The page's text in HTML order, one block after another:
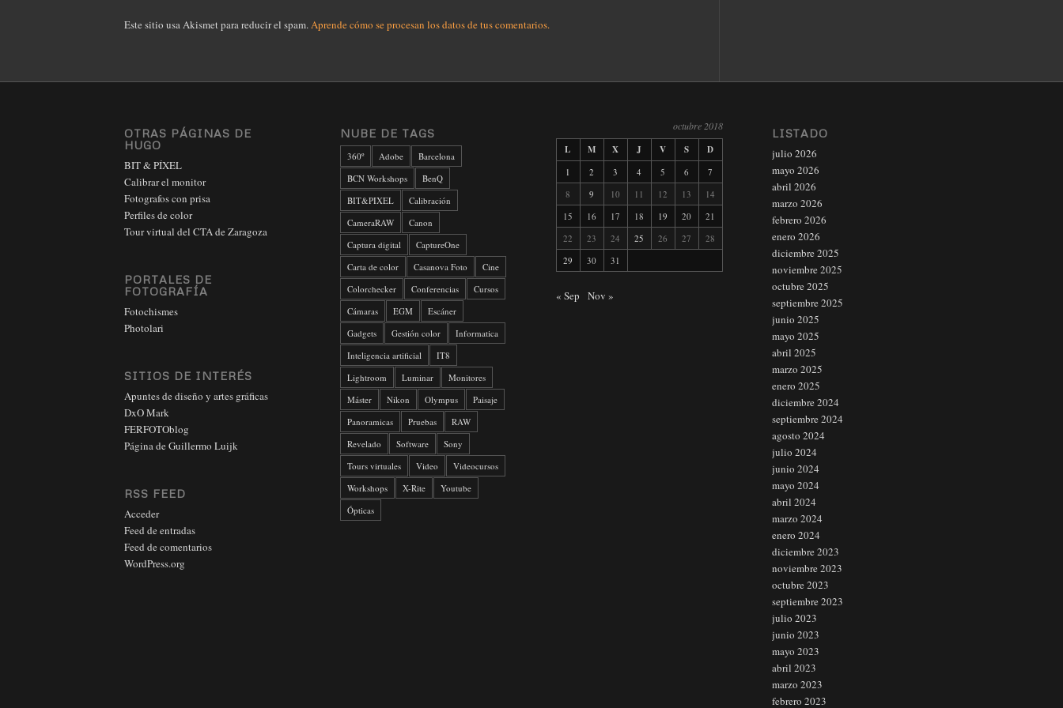
Este sitio usa Akismet para reducir el spam. Aprende cómo se procesan los datos de tus comentarios.
OTRAS PÁGINAS DE
HUGO
BIT & PÍXEL
Calibrar el monitor
Fotografos con prisa
Perfiles de color
Tour virtual del CTA de Zaragoza
PORTALES DE
FOTOGRAFÍA
Fotochismes
Photolari
SITIOS DE INTERÉS
Apuntes de diseño y artes gráficas
DxO Mark
FERFOTOblog
Página de Guillermo Luijk
RSS FEED
Acceder
Feed de entradas
Feed de comentarios
WordPress.org
NUBE DE TAGS
360º Adobe
Barcelona
BCN Workshops
BenQ
BIT&PIXEL
Calibración
CameraRAW
Canon
Captura digital
CaptureOne
Carta de color
Casanova Foto
Cine
Colorchecker
Conferencias
Cursos
Cámaras
EGM
Escáner
Gadgets
Gestión color
Informatica
Inteligencia artificial
IT8
Lightroom
Luminar
Monitores
Máster
Nikon Olympus
Paisaje
Panoramicas
Pruebas
RAW
Revelado
Software
Sony
Tours virtuales
Video
Videocursos
Workshops
X-Rite
Youtube
Ópticas
octubre 2018
L
M X J V S D
1 2 3 4 5 6
7
8
9 10 11 12 13
14
15
16 17 18 19 20
21
22
23 24 25 26 27
28
29
30 31
« Sep Nov »
LISTADO
julio 2026
mayo 2026
abril 2026
marzo 2026
febrero 2026
enero 2026
diciembre 2025
noviembre 2025
octubre 2025
septiembre 2025
junio 2025
mayo 2025
abril 2025
marzo 2025
enero 2025
diciembre 2024
septiembre 2024
agosto 2024
julio 2024
junio 2024
mayo 2024
abril 2024
marzo 2024
enero 2024
diciembre 2023
noviembre 2023
octubre 2023
septiembre 2023
julio 2023
junio 2023
mayo 2023
abril 2023
marzo 2023
febrero 2023